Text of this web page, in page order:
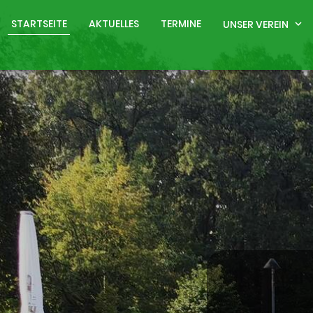
STARTSEITE AKTUELLES TERMINE UNSER VEREIN expand_more